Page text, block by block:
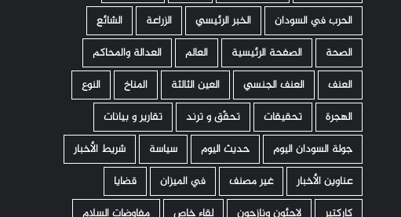
الحرب في السودان
الخبر الرئيسي الزراعة
الشائع
الصحة
الصفحة الرئيسية العالم
العدالة والمحاكم
العنف
العنف الجنسي العين الثالثة المناخ
النوع
الهجرة
تحقيقات تحقّق و ترند
تقارير و بيانات
جولة السودان اليوم
حديث اليوم سياسة
شريط الأخبار
عناوين الأخبار
غير مصنف في الميزان
قضايا